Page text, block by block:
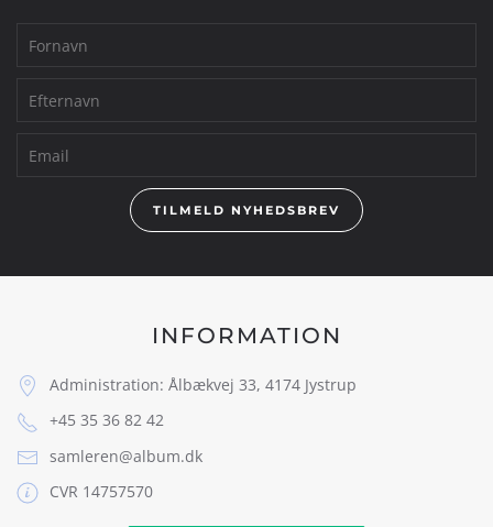
TILMELD NYHEDSBREV
INFORMATION
Administration: Ålbækvej 33, 4174 Jystrup
+45 35 36 82 42
samleren@album.dk
CVR 14757570